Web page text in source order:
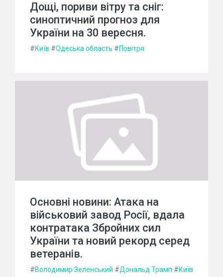
Дощі, пориви вітру та сніг:
синоптичний прогноз для
України на 30 вересня.
#Київ #Одеська область #Повітря
Основні новини: Атака на
військовий завод Росії, вдала
контратака Збройних сил
України та новий рекорд серед
ветеранів.
#Володимир Зеленський #Дональд Трамп #Київ